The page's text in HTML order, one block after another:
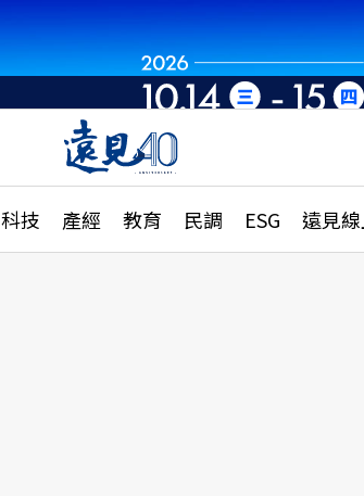
科技 產經 教育 民調 ESG 遠見
特輯
大學升學、職涯攻略
縣市施政調查全解析